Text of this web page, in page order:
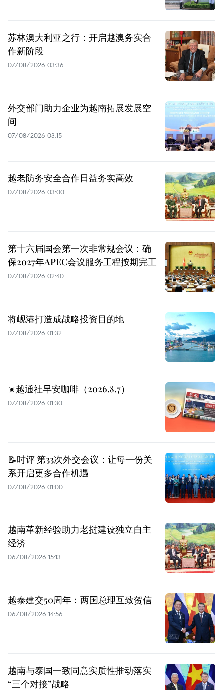
苏林澳大利亚之行：开启越澳务实合
作新阶段
07/08/2026 03:36
外交部门助力企业为越南拓展发展空
间
07/08/2026 03:15
越老防务安全合作日益务实高效
07/08/2026 03:00
第十六届国会第一次非常规会议：确
保2027年APEC会议服务工程按期完工
07/08/2026 02:40
将岘港打造成战略投资目的地
07/08/2026 01:32
☀️越通社早安咖啡（2026.8.7）
07/08/2026 01:30
📝时评 第33次外交会议：让每一份关
系开启更多合作机遇
07/08/2026 01:00
越南革新经验助力老挝建设独立自主
经济
06/08/2026 15:13
越泰建交50周年：两国总理互致贺信
06/08/2026 14:56
越南与泰国一致同意实质性推动落实
“三个对接”战略